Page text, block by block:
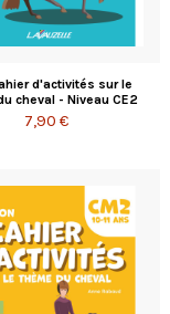
d'activités sur le
cheval - Niveau CE2
7,90 €